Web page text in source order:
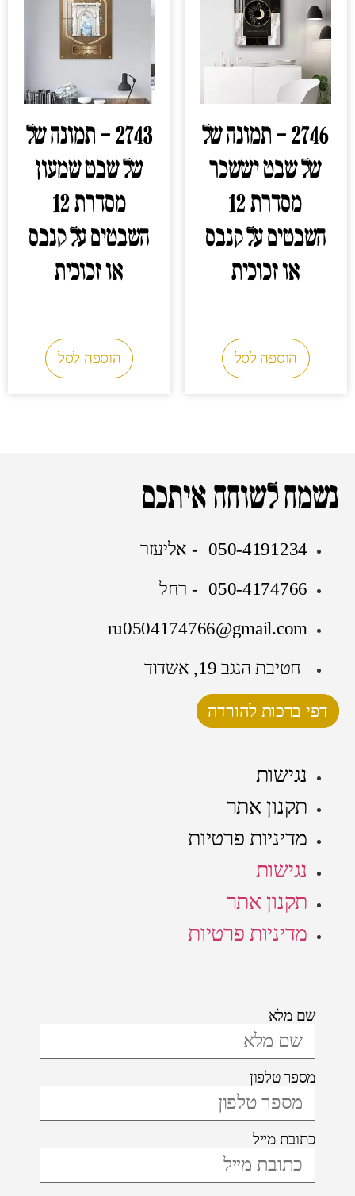
2746 – תמונה של
של שבט יששכר
מסדרת 12
השבטים על קנבס
או זכוכית
הוספה לסל
2743 – תמונה של
של שבט שמעון
מסדרת 12
השבטים על קנבס
או זכוכית
הוספה לסל
נשמח לשוחח איתכם
050-4191234 - אליעזר
050-4174766 - רחל
ru0504174766@gmail.com
חטיבת הנגב 19, אשדוד
דפי ברכות להורדה
נגישות
תקנון אתר
מדיניות פרטיות
נגישות
תקנון אתר
מדיניות פרטיות
שם מלא
מספר טלפון
כתובת מייל